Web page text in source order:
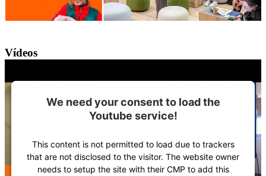
Vídeos
We need your consent to load the
Youtube service!
This content is not permitted to load due to trackers
that are not disclosed to the visitor. The website owner
needs to setup the site with their CMP to add this